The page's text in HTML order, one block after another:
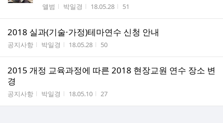
게시판명
앨범 작성자
박일경 작성시간
18.05.28 조회수
51
2018 실과(기술·가정)테마연수 신청 안내
게시판명
공지사항 작성자
박일경 작성시간
18.05.28 조회수
50
2015 개정 교육과정에 따른 2018 현장교원 연수 장소 변
경
게시판명
공지사항 작성자
박일경 작성시간
18.05.10 조회수
27